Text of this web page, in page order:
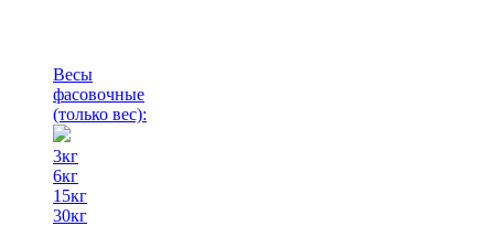
Весы
фасовочные
(только вес):
3кг
6кг
15кг
30кг